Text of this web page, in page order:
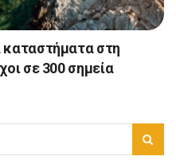
καταστήματα στη
σε 300 σημεία